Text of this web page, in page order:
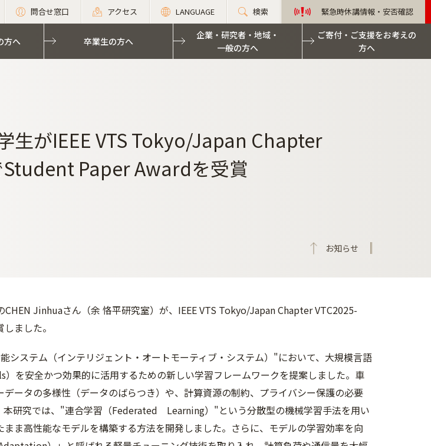
問合せ窓口 アクセス LANGUAGE 検索 緊急時休講情報・安否確認
方へ 卒業生の方へ
企業・研究者・地域・
一般の方へ
ご寄付・ご支援をお考えの
方へ
生がIEEE VTS Tokyo/Japan Chapter
Paper Awardを受賞
お知らせ
Jinhuaさん（余 恪平研究室）が、IEEE VTS Tokyo/Japan Chapter VTC2025-
賞しました。
システム（インテリジェ ント・オートモーティブ・システム）"において、大規模言語
を安全かつ効果的に活用するための新しい学習フレームワークを提案しました。車
ータの多様性（データのばらつき）や、計算資源の制約、プライバシー保護の必要
本研究では、"連合学習（Federated Learning）"という分散型の機械学習手法を用い
ま高性能なモデルを構築する方法を開発しました。さらに、モデルの学習効率を向